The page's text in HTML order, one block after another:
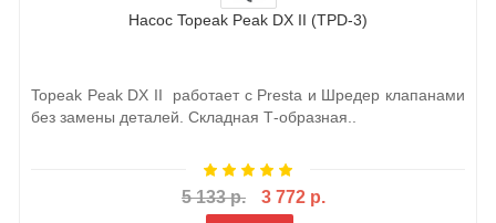
Насос Topeak Peak DX II (TPD-3)
Topeak Peak DX II работает с Presta и Шредер клапанами
без замены деталей. Складная Т-образная..
5 133 р. 3 772 р.